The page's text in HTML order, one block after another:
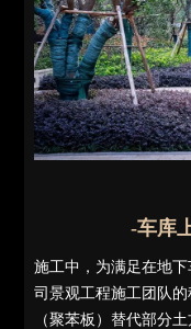
-车库
施工中，为满足在地
司景观工程施工团队
（聚苯板）替代部分